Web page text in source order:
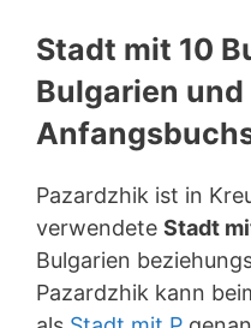
Stadt mit 10
Bulgarien und
Pazardzhik ist in
verwendete Stadt
Bulgarien
Pazardzhik kann